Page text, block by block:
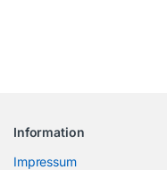
Information
Impressum